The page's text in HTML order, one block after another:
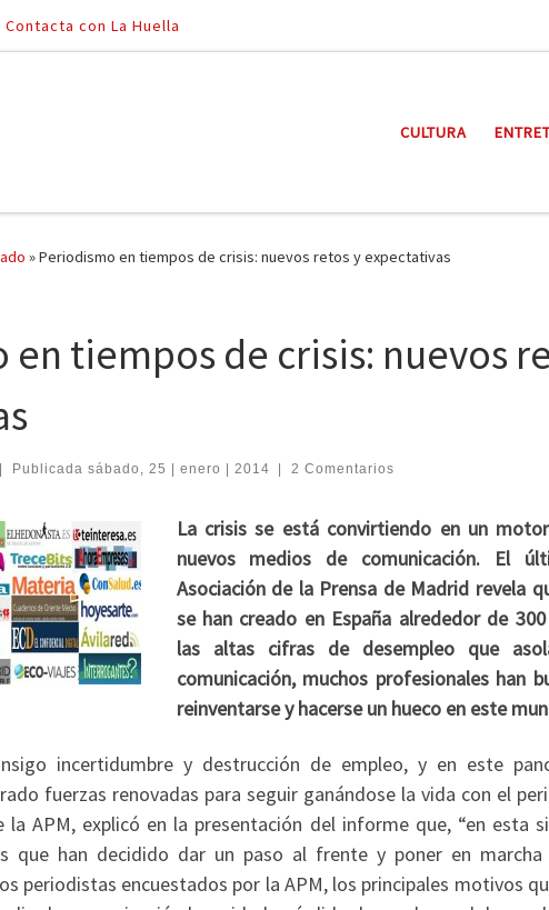
Contacta con La Huella
CULTURA
»Periodismo en tiempos de crisis: nuevos retos y expectativas
en tiempos de crisis: nuevos
Publicada sábado, 25 | enero | 2014 2 Comentarios
La crisis se está convirtiendo en un
nuevos medios de comunicación. El
Asociación de la Prensa de Madrid revela
se han creado en España alrededor de
las altas cifras de desempleo que
comunicación, muchos profesionales han
reinventarse y hacerse un hueco en este
incertidumbre y destrucción de empleo, y en este
fuerzas renovadas para seguir ganándose la vida con el
APM, explicó en la presentación del informe que, “en esta
que han decidido dar un paso al frente y poner en
periodistas encuestados por la APM, los principales motivos